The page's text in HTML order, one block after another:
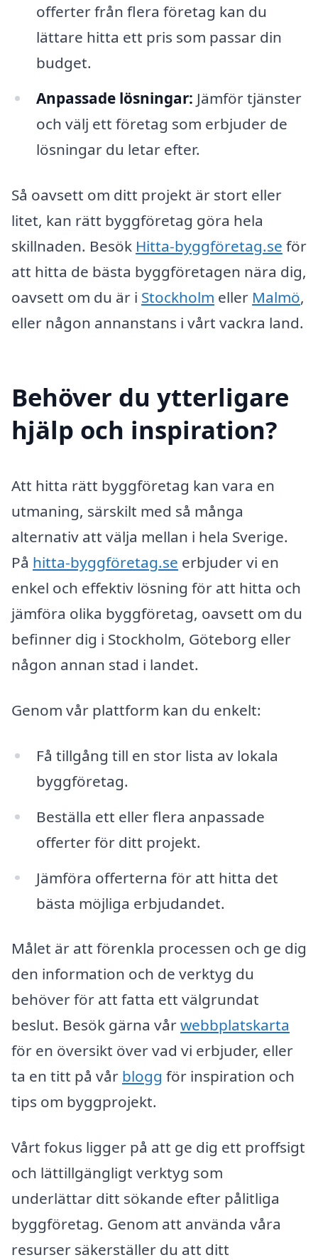
offerter från flera företag kan du
lättare hitta ett pris som passar din
budget.
Anpassade lösningar: Jämför tjänster
och välj ett företag som erbjuder de
lösningar du letar efter.
Så oavsett om ditt projekt är stort eller
litet, kan rätt byggföretag göra hela
skillnaden. Besök Hitta-byggföretag.se för
att hitta de bästa byggföretagen nära dig,
oavsett om du är i Stockholm eller Malmö,
eller någon annanstans i vårt vackra land.
Behöver du ytterligare
hjälp och inspiration?
Att hitta rätt byggföretag kan vara en
utmaning, särskilt med så många
alternativ att välja mellan i hela Sverige.
På hitta-byggföretag.se erbjuder vi en
enkel och effektiv lösning för att hitta och
jämföra olika byggföretag, oavsett om du
befinner dig i Stockholm, Göteborg eller
någon annan stad i landet.
Genom vår plattform kan du enkelt:
Få tillgång till en stor lista av lokala
byggföretag.
Beställa ett eller flera anpassade
offerter för ditt projekt.
Jämföra offerterna för att hitta det
bästa möjliga erbjudandet.
Målet är att förenkla processen och ge dig
den information och de verktyg du
behöver för att fatta ett välgrundat
beslut. Besök gärna vårwebbplatskarta
för en översikt över vad vi erbjuder, eller
ta en titt på vår blogg för inspiration och
tips om byggprojekt.
Vårt fokus ligger på att ge dig ett proffsigt
och lättillgängligt verktyg som
underlättar ditt sökande efter pålitliga
byggföretag. Genom att använda våra
resurser säkerställer du att ditt